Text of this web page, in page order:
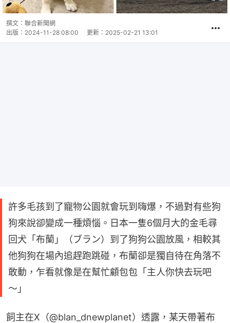
撰文： 聯合新聞網
出版： 2024-11-28 08:00 更新： 2025-02-21 13:01
許多毛孩到了寵物公園就會玩到嗨爆，不過對有些狗
狗來說卻變成一種煩惱。日本一隻6個月大的金毛尋
回犬「布蘭」（ブラン）到了狗狗公園放風，相較其
他狗狗在場內追趕跑跳碰，布蘭卻是獨自待在角落不
敢動，乍看就像是在幫忙顧包包「主人你快去玩吧
～」
飼主在X（@blan_dnewplanet）透露，某天帶著布